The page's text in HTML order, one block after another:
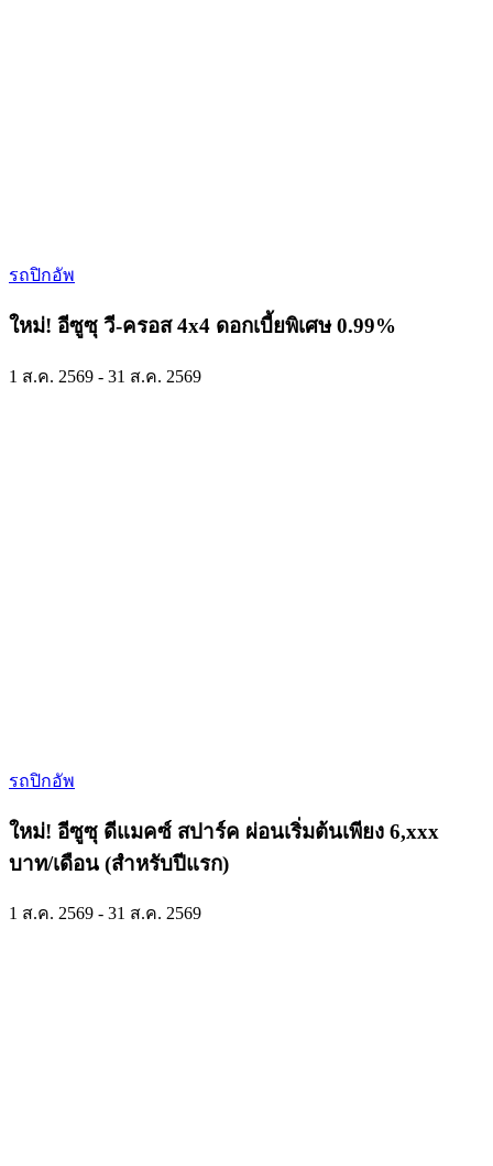
รถปิกอัพ
ใหม่! อีซูซุ วี-ครอส 4x4 ดอกเบี้ยพิเศษ 0.99%
1 ส.ค. 2569 - 31 ส.ค. 2569
รถปิกอัพ
ใหม่! อีซูซุ ดีแมคซ์ สปาร์ค ผ่อนเริ่มต้นเพียง 6,xxx
บาท/เดือน (สำหรับปีแรก)
1 ส.ค. 2569 - 31 ส.ค. 2569